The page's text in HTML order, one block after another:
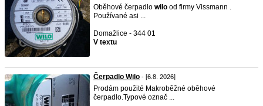
Oběhové čerpadlo wilo od firmy Vissmann .
Používané asi ...
Domažlice - 344 01
V textu
Čerpadlo Wilo - [6.8. 2026]
Prodám použité Makroběžné oběhové
čerpadlo.Typové označ ...